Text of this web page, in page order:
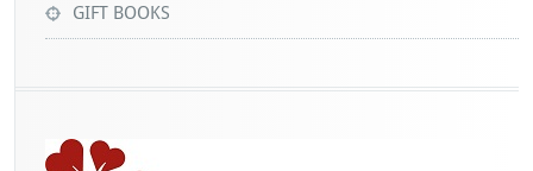
GIFT BOOKS